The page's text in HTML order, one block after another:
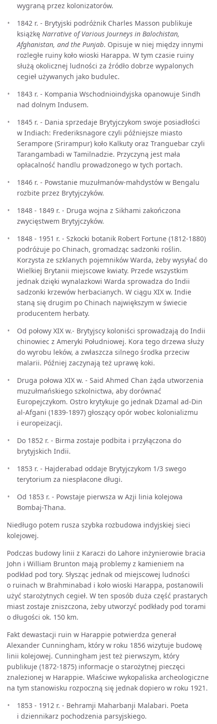
wygraną przez kolonizatorów.
1842 r. - Brytyjski podróżnik Charles Masson publikuje
książkę Narrative of Various Journeys in Balochistan,
Afghanistan, and the Punjab. Opisuje w niej między innymi
rozległe ruiny koło wioski Harappa. W tym czasie ruiny
służą okolicznej ludności za źródło dobrze wypalonych
cegieł używanych jako budulec.
1843 r. - Kompania Wschodnioindyjska opanowuje Sindh
nad dolnym Indusem.
1845 r. - Dania sprzedaje Brytyjczykom swoje posiadłości
w Indiach: Frederiksnagore czyli późniejsze miasto
Serampore (Srirampur) koło Kalkuty oraz Tranguebar czyli
Tarangambadi w Tamilnadzie. Przyczyną jest mała
opłacalność handlu prowadzonego w tych portach.
1846 r. - Powstanie muzułmanów-mahdystów w Bengalu
rozbite przez Brytyjczyków.
1848 - 1849 r. - Druga wojna z Sikhami zakończona
zwycięstwem Brytyjczyków.
1848 - 1951 r. - Szkocki botanik Robert Fortune (1812-1880)
podróżuje po Chinach, gromadząc sadzonki roślin.
Korzysta ze szklanych pojemników Warda, żeby wysyłać do
Wielkiej Brytanii miejscowe kwiaty. Przede wszystkim
jednak dzięki wynalazkowi Warda sprowadza do Indii
sadzonki krzewów herbacianych. W ciągu XIX w. Indie
staną się drugim po Chinach największym w świecie
producentem herbaty.
Od połowy XIX w.- Brytyjscy koloniści sprowadzają do Indii
chinowiec z Ameryki Południowej. Kora tego drzewa służy
do wyrobu leków, a zwłaszcza silnego środka przeciw
malarii. Później zaczynają też uprawę koki.
Druga połowa XIX w. - Said Ahmed Chan żąda utworzenia
muzułmańskiego szkolnictwa, aby dorównać
Europejczykom. Ostro krytykuje go jednak Dżamal ad-Din
al-Afgani (1839-1897) głoszący opór wobec kolonializmu
i europeizacji.
Do 1852 r. - Birma zostaje podbita i przyłączona do
brytyjskich Indii.
1853 r. - Hajderabad oddaje Brytyjczykom 1/3 swego
terytorium za niespłacone długi.
Od 1853 r. - Powstaje pierwsza w Azji linia kolejowa
Bombaj-Thana.
Niedługo potem rusza szybka rozbudowa indyjskiej sieci
kolejowej.
Podczas budowy linii z Karaczi do Lahore inżynierowie bracia
John i William Brunton mają problemy z kamieniem na
podkład pod tory. Słysząc jednak od miejscowej ludności
o ruinach w Brahminabad i koło wioski Harappa, postanowili
użyć starożytnych cegieł. W ten sposób duża część prastarych
miast zostaje zniszczona, żeby utworzyć podkłady pod torami
o długości ok. 150 km.
Fakt dewastacji ruin w Harappie potwierdza generał
Alexander Cunningham, który w roku 1856 wizytuje budowę
linii kolejowej. Cunningham jest też pierwszym, który
publikuje (1872-1875) informacje o starożytnej pieczęci
znalezionej w Harappie. Właściwe wykopaliska archeologiczne
na tym stanowisku rozpoczną się jednak dopiero w roku 1921.
1853 - 1912 r. - Behramji Maharbanji Malabari. Poeta
i dziennikarz pochodzenia parsyjskiego.